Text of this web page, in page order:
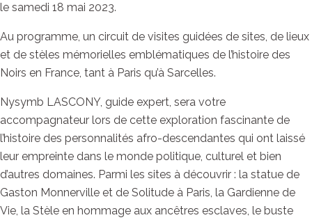
le samedi 18 mai 2023.
Au programme, un circuit de visites guidées de sites, de lieux
et de stèles mémorielles emblématiques de l’histoire des
Noirs en France, tant à Paris qu’à Sarcelles.
Nysymb LASCONY, guide expert, sera votre
accompagnateur lors de cette exploration fascinante de
l’histoire des personnalités afro-descendantes qui ont laissé
leur empreinte dans le monde politique, culturel et bien
d’autres domaines. Parmi les sites à découvrir : la statue de
Gaston Monnerville et de Solitude à Paris, la Gardienne de
Vie, la Stèle en hommage aux ancêtres esclaves, le buste